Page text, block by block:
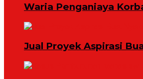
Waria Penganiaya
Jual Proyek Aspirasi